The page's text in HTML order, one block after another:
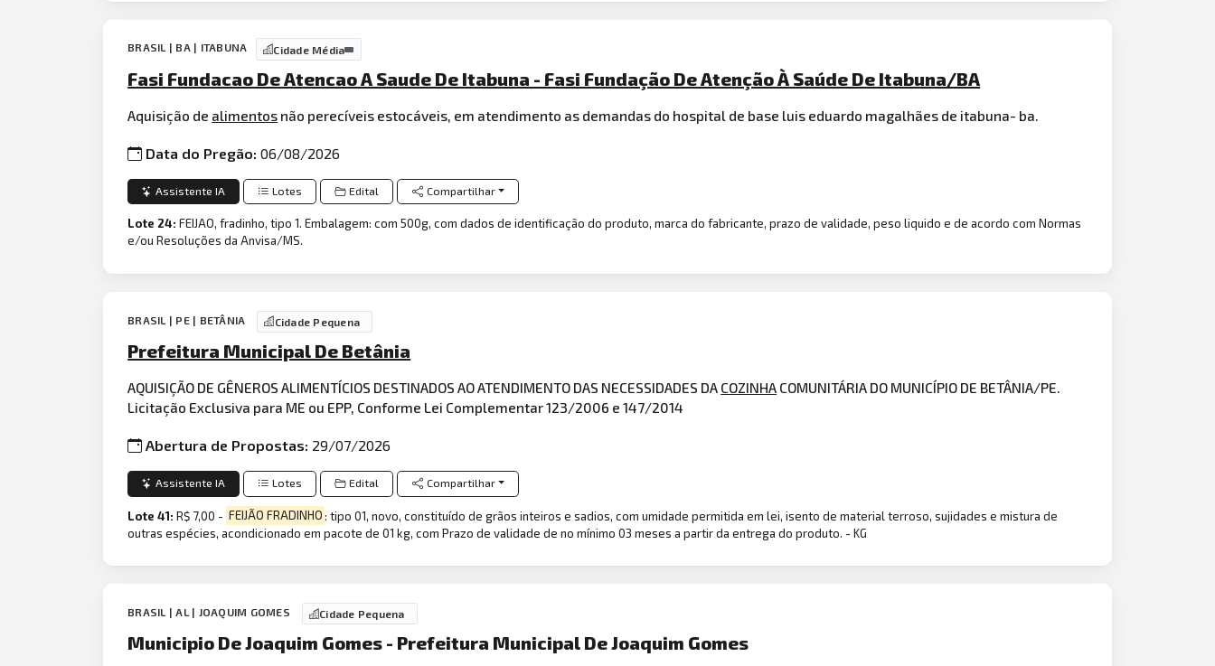
BRASIL | BA | ITABUNA Cidade Média
Fasi Fundacao De Atencao A Saude De Itabuna - Fasi Fundação De Atenção À Saúde De Itabuna/BA
Aquisição de alimentos não perecíveis estocáveis, em atendimento as demandas do hospital de base luis eduardo magalhães de itabuna- ba.
Data do Pregão:06/08/2026
Assistente IA Lotes Edital Compartilhar
Lote 24:FEIJAO, fradinho, tipo 1. Embalagem: com 500g, com dados de identificação do produto, marca do fabricante, prazo de validade, peso liquido e de acordo com Normas
e/ou Resoluções da Anvisa/MS.
BRASIL | PE | BETÂNIA Cidade Pequena
Prefeitura Municipal De Betânia
AQUISIÇÃO DE GÊNEROS ALIMENTÍCIOS DESTINADOS AO ATENDIMENTO DAS NECESSIDADES DA COZINHA COMUNITÁRIA DO MUNICÍPIO DE BETÂNIA/PE.
Licitação Exclusiva para ME ou EPP, Conforme Lei Complementar 123/2006 e 147/2014
Abertura de Propostas: 29/07/2026
Assistente IA Lotes Edital Compartilhar
Lote 41:R$ 7,00 - FEIJÃO FRADINHO: tipo 01, novo, constituído de grãos inteiros e sadios, com umidade permitida em lei, isento de material terroso, sujidades e mistura de
outras espécies, acondicionado em pacote de 01 kg, com Prazo de validade de no mínimo 03 meses a partir da entrega do produto. - KG
BRASIL | AL | JOAQUIM GOMES Cidade Pequena
Municipio De Joaquim Gomes - Prefeitura Municipal De Joaquim Gomes